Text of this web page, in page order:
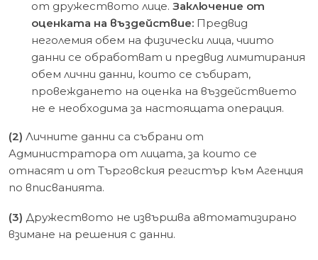
от дружеството лице. Заключение от
оценката на въздействие: Предвид
неголемия обем на физически лица, чиито
данни се обработват и предвид лимитирания
обем лични данни, които се събират,
провеждането на оценка на въздействието
не е необходима за настоящата операция.
(2) Личните данни са събрани от
Администратора от лицата, за които се
отнасят и от Търговския регистър към Агенция
по вписванията.
(3) Дружеството не извършва автоматизирано
взимане на решения с данни.